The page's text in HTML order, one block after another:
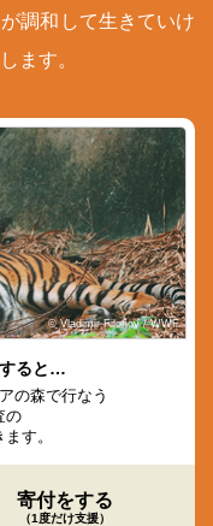
調和して生きていけ
ます。
© Vladimir Filonov / WWF
ると…
の森で行なう
の
す。
寄付をする
（1度だけ支援）